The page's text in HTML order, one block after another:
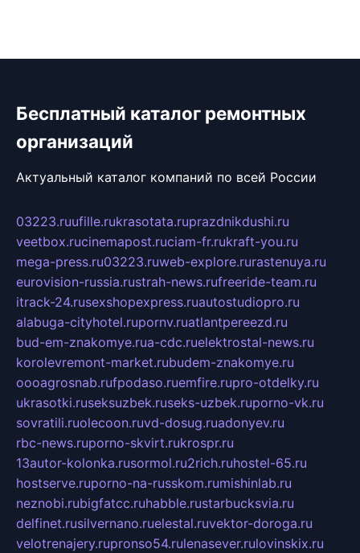
Бесплатный каталог ремонтных
организаций
Актуальный каталог компаний по всей России
03223.ruufille.rukrasotata.ruprazdnikdushi.ru
veetbox.rucinemapost.ruciam-fr.rukraft-you.ru
mega-press.ru03223.ruweb-explore.rurastenuya.ru
eurovision-russia.rustrah-news.rufreeride-team.ru
itrack-24.rusexshopexpress.ruautostudiopro.ru
alabuga-cityhotel.rupornv.ruatlantpereezd.ru
bud-em-znakomye.rua-cdc.ruelektrostal-news.ru
korolevremont-market.rubudem-znakomye.ru
oooagrosnab.rufpodaso.ruemfire.rupro-otdelky.ru
ukrasotki.ruseksuzbek.ruseks-uzbek.ruporno-vk.ru
sovratili.ruolecoon.ruvd-dosug.ruadonyev.ru
rbc-news.ruporno-skvirt.rukrospr.ru
13autor-kolonka.rusormol.ru2rich.ruhostel-65.ru
hostserve.ruporno-na-russkom.rumishinlab.ru
neznobi.rubigfatcc.ruhabble.rustarbucksvia.ru
delfinet.rusilvernano.ruelestal.ruvektor-doroga.ru
velotrenajery.rupronso54.rulenasever.rulovinskix.ru